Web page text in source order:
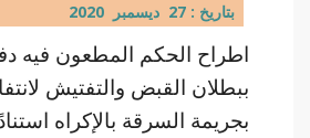
بتاريخ : 27 ديسمبر 2020
اطراح الحكم المطعون فيه
ببطلان القبض والتفتيش
بجريمة السرقة بالإكراه